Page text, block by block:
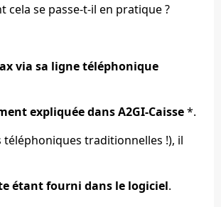
se passe-t-il en pratique ?
via sa ligne téléphonique
expliquée dans A2GI-Caisse*.
traditionnelles !), il
étant fourni dans le logiciel.